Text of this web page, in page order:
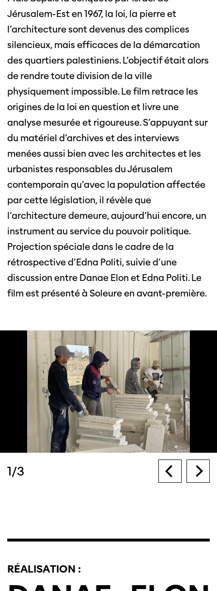
Jérusalem-Est en 1967, la loi, la pierre et
l’architecture sont devenus des complices
silencieux, mais efficaces de la démarcation
des quartiers palestiniens. L’objectif était alors
de rendre toute division de la ville
physiquement impossible. Le film retrace les
origines de la loi en question et livre une
analyse mesurée et rigoureuse. S’appuyant sur
du matériel d’archives et des interviews
menées aussi bien avec les architectes et les
urbanistes responsables du Jérusalem
contemporain qu’avec la population affectée
par cette législation, il révèle que
l’architecture demeure, aujourd’hui encore, un
instrument au service du pouvoir politique.
Projection spéciale dans le cadre de la
rétrospective d’Edna Politi, suivie d’une
discussion entre Danae Elon et Edna Politi. Le
film est présenté à Soleure en avant-première.
1/3
RÉALISATION :